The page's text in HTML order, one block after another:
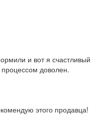
и вот я счастливый
доволен.
этого продавца!